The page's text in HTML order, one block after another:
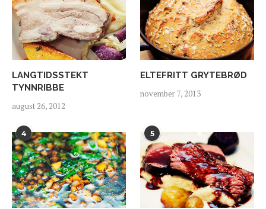
LANGTIDSSTEKT
TYNNRIBBE
august 26, 2012
ELTEFRITT GRYTEBRØD
november 7, 2013
4 5